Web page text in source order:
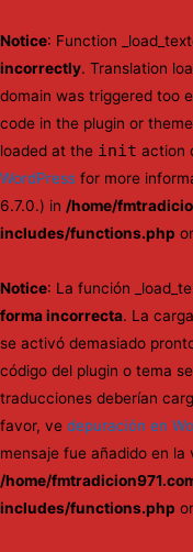
Notice: Function
incorrectly. Translation
domain was triggered too
code in the plugin or
loaded at the init action
WordPress for more
6.7.0.) in /home/
includes/functions.php
Notice: La función
forma incorrecta. La
se activó demasiado
código del plugin o tema
traducciones deberían
favor, ve depuración en
mensaje fue añadido en la
/home/
includes/functions.php